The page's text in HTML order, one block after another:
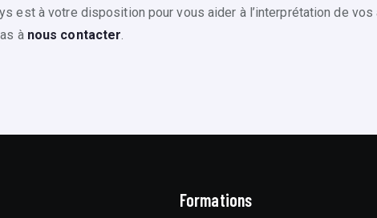
est à votre disposition pour vous aider à l’interprétation de
à nous contacter.
Formations